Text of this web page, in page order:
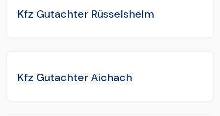
Kfz Gutachter Rüsselsheim
Kfz Gutachter Aichach